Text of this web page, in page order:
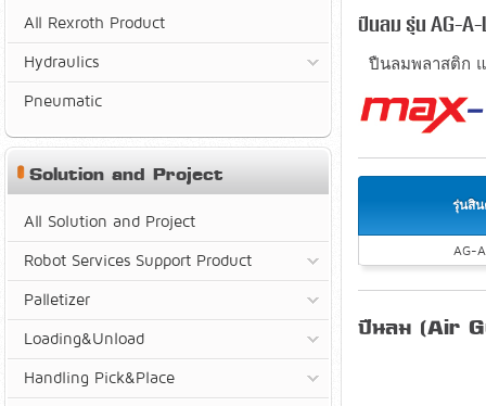
ปืนลม รุ่น AG-A-
ปืนลมพลาสติก แ
รุ่นสิ
AG-
ปืนลม (Air
All Rexroth Product
Hydraulics
Pneumatic
Solution and Project
All Solution and Project
Robot Services Support Product
Palletizer
Loading&Unload
Handling Pick&Place